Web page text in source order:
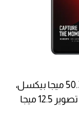
وفي إعدادات الكاميرة تقدم شاومي الهاتف بمستشعر IMX989 رئيسي بحجم 1 إنش، ودقة 50.3 ميجا بيكسل،
ويدعم هذا المستشعر تقنية دمج البيكسل 4 في 1 ليصل حجم البيكسل إلى 3.2µm في نمط تصوير 12.5 ميجا